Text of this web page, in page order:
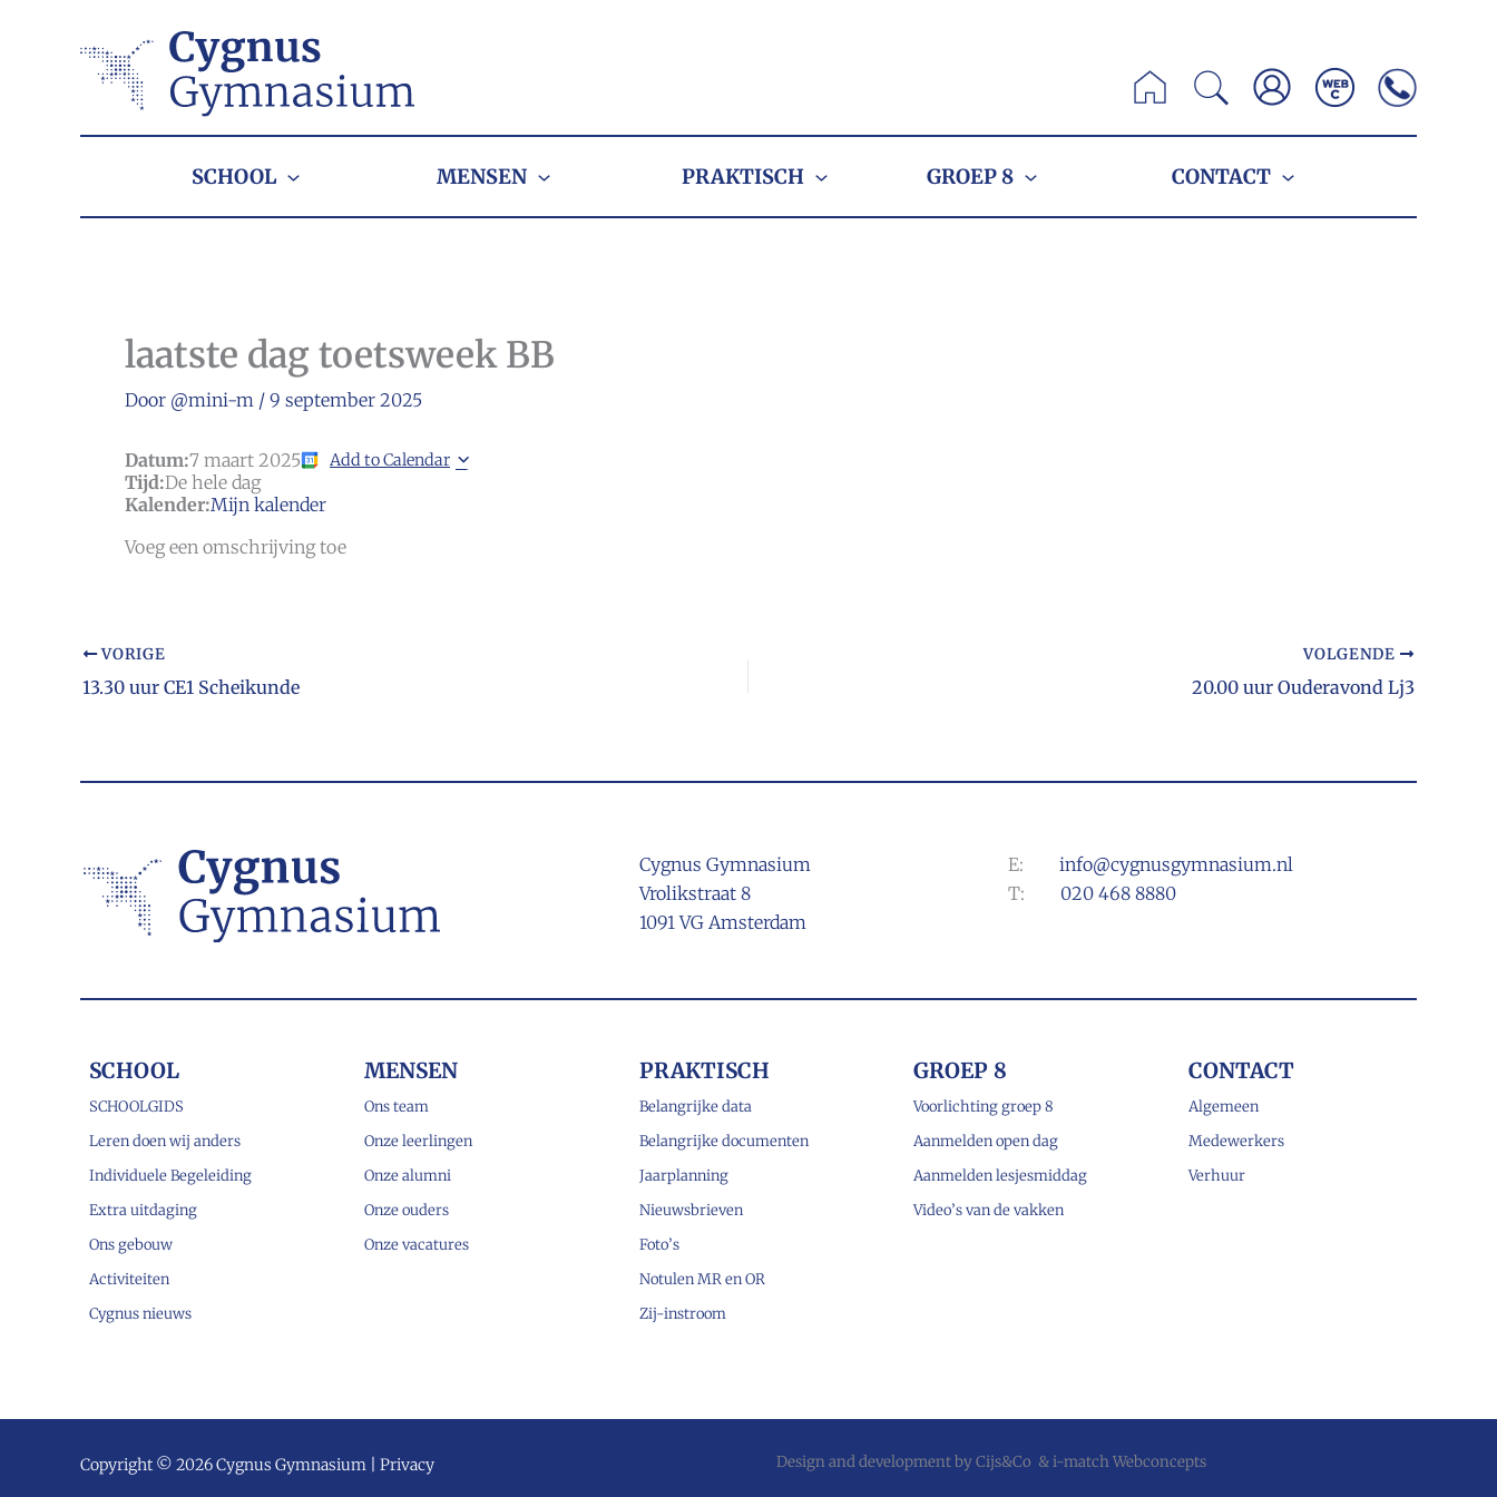
Zoeken
SCHOOL MENSEN PRAKTISCH GROEP 8 CONTACT
laatste dag toetsweek BB
Door @mini-m / 9 september 2025
Datum:7 maart 2025 Add to Calendar
Tijd:De hele dag
Kalender:Mijn kalender
Voeg een omschrijving toe
VORIGE
13.30 uur CE1 Scheikunde
VOLGENDE
20.00 uur Ouderavond Lj3
Cygnus Gymnasium
Vrolikstraat 8
1091 VG Amsterdam
E:info@cygnusgymnasium.nl
T: 020 468 8880
SCHOOL
SCHOOLGIDS
Leren doen wij anders
Individuele Begeleiding
Extra uitdaging
Ons gebouw
Activiteiten
Cygnus nieuws
MENSEN
Ons team
Onze leerlingen
Onze alumni
Onze ouders
Onze vacatures
PRAKTISCH
Belangrijke data
Belangrijke documenten
Jaarplanning
Nieuwsbrieven
Foto’s
Notulen MR en OR
Zij-instroom
GROEP 8
Voorlichting groep 8
Aanmelden open dag
Aanmelden lesjesmiddag
Video’s van de vakken
CONTACT
Algemeen
Medewerkers
Verhuur
Copyright © 2026 Cygnus Gymnasium | Privacy Design and development by Cijs&Co &i-match Webconcepts